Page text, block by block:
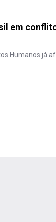
em
Humanos já